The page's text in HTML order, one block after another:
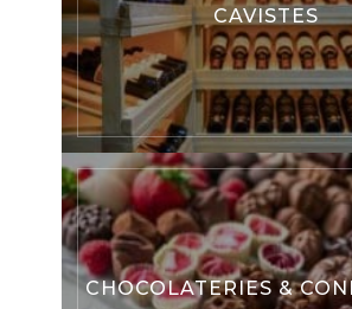
CAVISTES
CHOCOLATERIES &